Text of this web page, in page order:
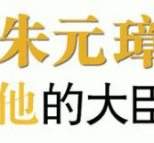
美食蛋糕 養生保健
3C家電 運動休閒